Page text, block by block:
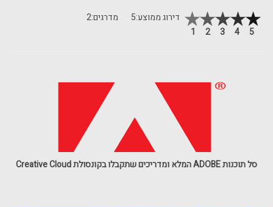
דירוג ממוצע:5 מדרגים:2
5
4
3
2
1
סל תוכנות ADOBE המלא ומדריכים שתקבלו בקונסולת Creative Cloud